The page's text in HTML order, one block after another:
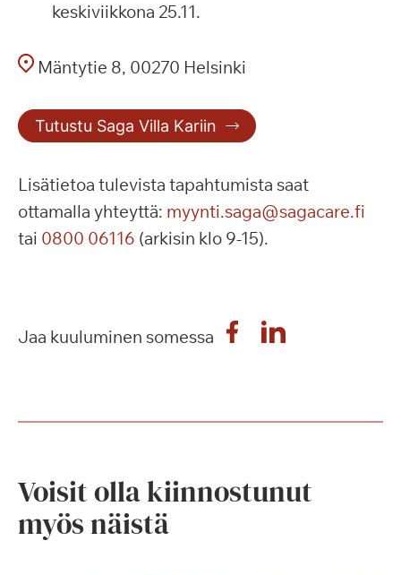
keskiviikkona 25.11.
Mäntytie 8, 00270 Helsinki
Tutustu Saga Villa Kariin
Lisätietoa tulevista tapahtumista saat
ottamalla yhteyttä: myynti.saga@sagacare.fi
tai 0800 06116 (arkisin klo 9-15).
Jaa kuuluminen somessa
Voisit olla kiinnostunut
myös näistä